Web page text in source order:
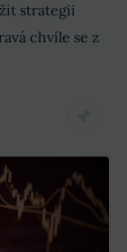
strategii
chvíle se z